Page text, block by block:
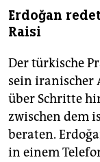
Erdoğan
Raisi
Der türkische
sein iranischer
über Schritte
zwischen dem
beraten.
in einem